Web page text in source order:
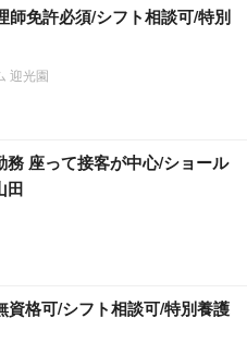
師免許必須/シフト相談可/特別
迎光園
座って接客が中心/ショール
田
資格可/シフト相談可/特別養護